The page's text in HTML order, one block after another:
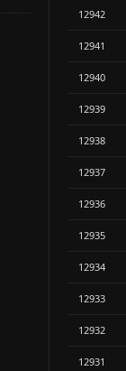
12942
12941
12940
12939
12938
12937
12936
12935
12934
12933
12932
12931